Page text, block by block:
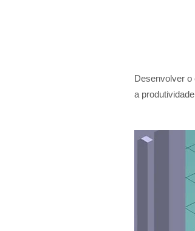
Desenvolver o
a